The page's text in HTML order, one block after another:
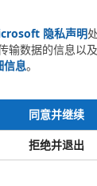
隐私声明
输数据的信息以
信息。
同意并继续
拒绝并退出